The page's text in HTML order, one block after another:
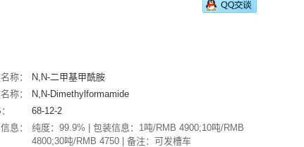
称：
N,N-二甲基甲酰胺
称：
N,N-Dimethylformamide
68-12-2
息：
纯度：99.9% | 包装信息：1吨/RMB 4900;10吨/RMB
4800;30吨/RMB 4750 | 备注：可发槽车